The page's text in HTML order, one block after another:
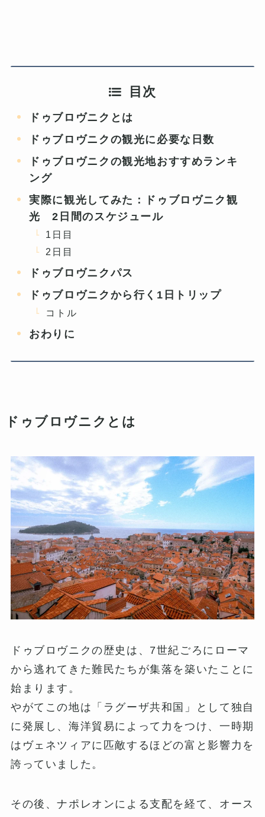
目次
ドゥブロヴニクとは
ドゥブロヴニクの観光に必要な日数
ドゥブロヴニクの観光地おすすめランキ
ング
実際に観光してみた：ドゥブロヴニク観
光 2日間のスケジュール
1日目
2日目
ドゥブロヴニクパス
ドゥブロヴニクから行く1日トリップ
コトル
おわりに
ドゥブロヴニクとは
ドゥブロヴニクの歴史は、7世紀ごろにローマ
から逃れてきた難民たちが集落を築いたことに
始まります。
やがてこの地は「ラグーザ共和国」として独自
に発展し、海洋貿易によって力をつけ、一時期
はヴェネツィアに匹敵するほどの富と影響力を
誇っていました。
その後、ナポレオンによる支配を経て、オース